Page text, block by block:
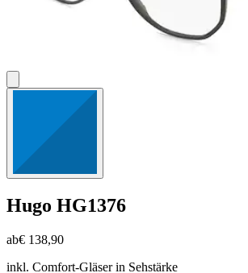
Hugo HG1376
ab€ 138,90
inkl. Comfort-Gläser in Sehstärke